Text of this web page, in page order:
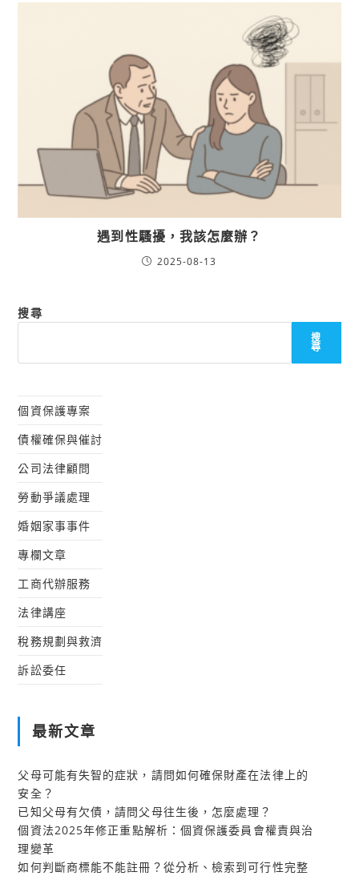
遇到性騷擾，我該怎麼辦？
2025-08-13
搜尋
搜
尋
個資保護專案
債權確保與催討
公司法律顧問
勞動爭議處理
婚姻家事事件
專欄文章
工商代辦服務
法律講座
稅務規劃與救濟
訴訟委任
最新文章
父母可能有失智的症狀，請問如何確保財產在法律上的
安全？
已知父母有欠債，請問父母往生後，怎麼處理？
個資法2025年修正重點解析：個資保護委員會權責與治
理變革
如何判斷商標能不能註冊？從分析、檢索到可行性完整